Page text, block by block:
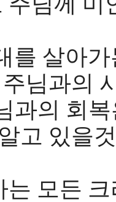
를 살아
님과의
과의 회
고 있을
는 모든